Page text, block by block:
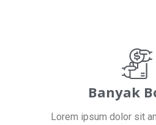
Banyak
Lorem ipsum dolor sit